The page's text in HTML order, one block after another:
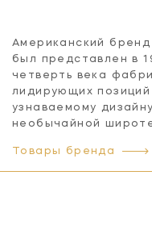
Американский
был представлен в
четверть века
лидирующих
узнаваемому
необычайной
Товары бренда